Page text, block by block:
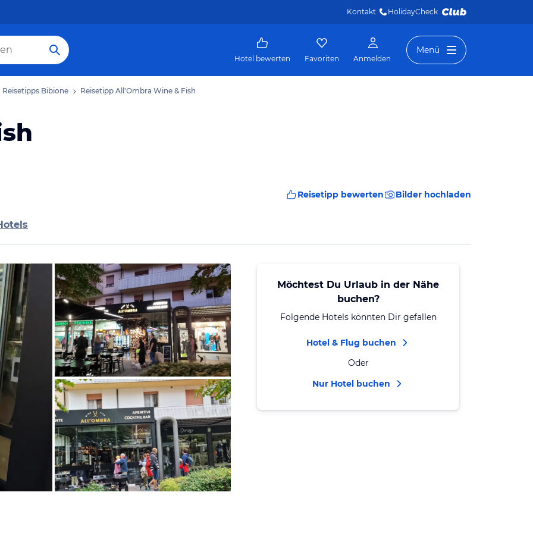
Kontakt HolidayCheck
Hotel bewerten Favoriten Anmelden
Menü
Reisetipps Bibione Reisetipp All'Ombra Wine & Fish
Reisetipp bewerten Bilder hochladen
Bild melden
von Snake Plissken
Möchtest Du Urlaub in der Nähe
buchen?
Folgende Hotels könnten Dir gefallen
Hotel & Flug buchen
Oder
Nur Hotel buchen